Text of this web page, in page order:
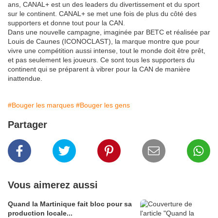
ans, CANAL+ est un des leaders du divertissement et du sport
sur le continent. CANAL+ se met une fois de plus du côté des
supporters et donne tout pour la CAN.
Dans une nouvelle campagne, imaginée par BETC et réalisée par
Louis de Caunes (ICONOCLAST), la marque montre que pour
vivre une compétition aussi intense, tout le monde doit être prêt,
et pas seulement les joueurs. Ce sont tous les supporters du
continent qui se préparent à vibrer pour la CAN de manière
inattendue.
#Bouger les marques #Bouger les gens
Partager
Vous aimerez aussi
Quand la Martinique fait bloc pour sa
production locale...